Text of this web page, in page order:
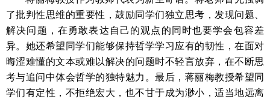
了批判性思维的重要性，鼓励同学们独立思考，发现问题、
解决问题，在勇敢表达自己的观点的同时也要学会包容差
异。她还希望同学们能够保持哲学学习应有的韧性，在面对
晦涩难懂的文本或难以解决的问题时不轻言放弃，在不断思
考与追问中体会哲学的独特魅力。最后，蒋丽梅教授希望同
学们有定性，不拒绝宏大，也不甘于成为渺小，适当地远离